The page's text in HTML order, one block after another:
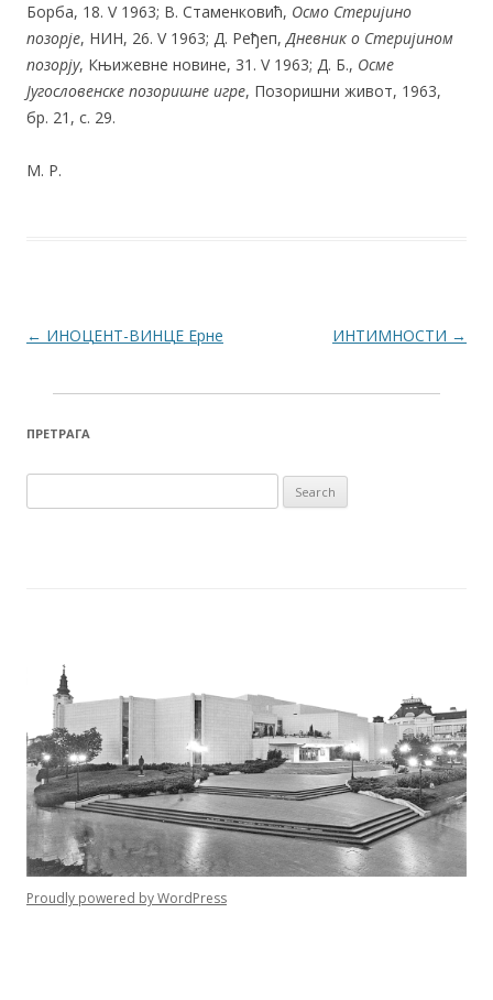
Борба, 18. V 1963; В. Стаменковић, Осмо Стеријино
позорје, НИН, 26. V 1963; Д. Ређеп,Дневник о Стеријином
позорју, Књижевне новине, 31. V 1963; Д. Б., Осме
Југословенске позоришне игре, Позоришни живот, 1963,
бр. 21, с. 29.
М. Р.
Post navigation
← ИНОЦЕНТ-ВИНЦЕ Ерне ИНТИМНОСТИ →
ПРЕТРАГА
Proudly powered by WordPress